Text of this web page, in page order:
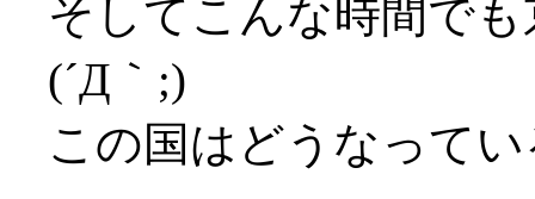
そしてこんな時間で
(´Д｀;)
この国はどうなって